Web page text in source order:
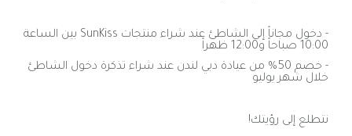
- دخول مجاناً إلى الشاطئ عند شراء منتجات SunKiss بين الساعة
10:00 صباحاً و12:00 ظهراً
- خصم 50% من عيادة دبي لندن عند شراء تذكرة دخول الشاطئ
خلال شهر يوليو
نتطلع إلى رؤيتك!